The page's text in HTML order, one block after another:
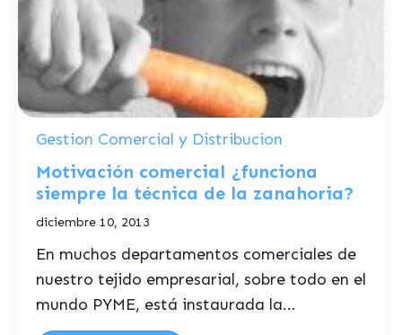
Gestion Comercial y Distribucion
Motivación comercial ¿funciona
siempre la técnica de la zanahoria?
diciembre 10, 2013
En muchos departamentos comerciales de
nuestro tejido empresarial, sobre todo en el
mundo PYME, está instaurada la...